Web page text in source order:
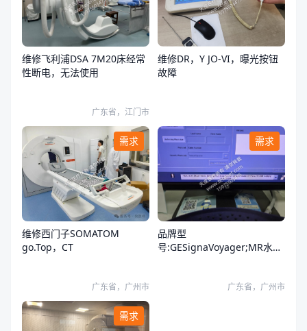
维修飞利浦DSA 7M20床经常
性断电，无法使用
广东省，江门市
维修DR，Y JO-VI，曝光按钮
故障
需求
维修西门子SOMATOM
go.Top，CT
广东省，广州市
需求
品牌型
号:GESignaVoyager;MR水冷
广东省，广州市
需求